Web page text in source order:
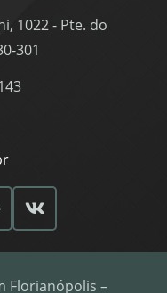
1022 - Pte. do
301
Florianópolis –